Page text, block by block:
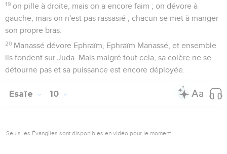
19 on pille à droite, mais on a encore faim ; on dévore à
gauche, mais on n'est pas rassasié ; chacun se met à manger
son propre bras.
20 Manassé dévore Ephraïm, Ephraïm Manassé, et ensemble
ils fondent sur Juda. Mais malgré tout cela, sa colère ne se
détourne pas et sa puissance est encore déployée.
Esaïe 10
Seuls les Évangiles sont disponibles en vidéo pour le moment.